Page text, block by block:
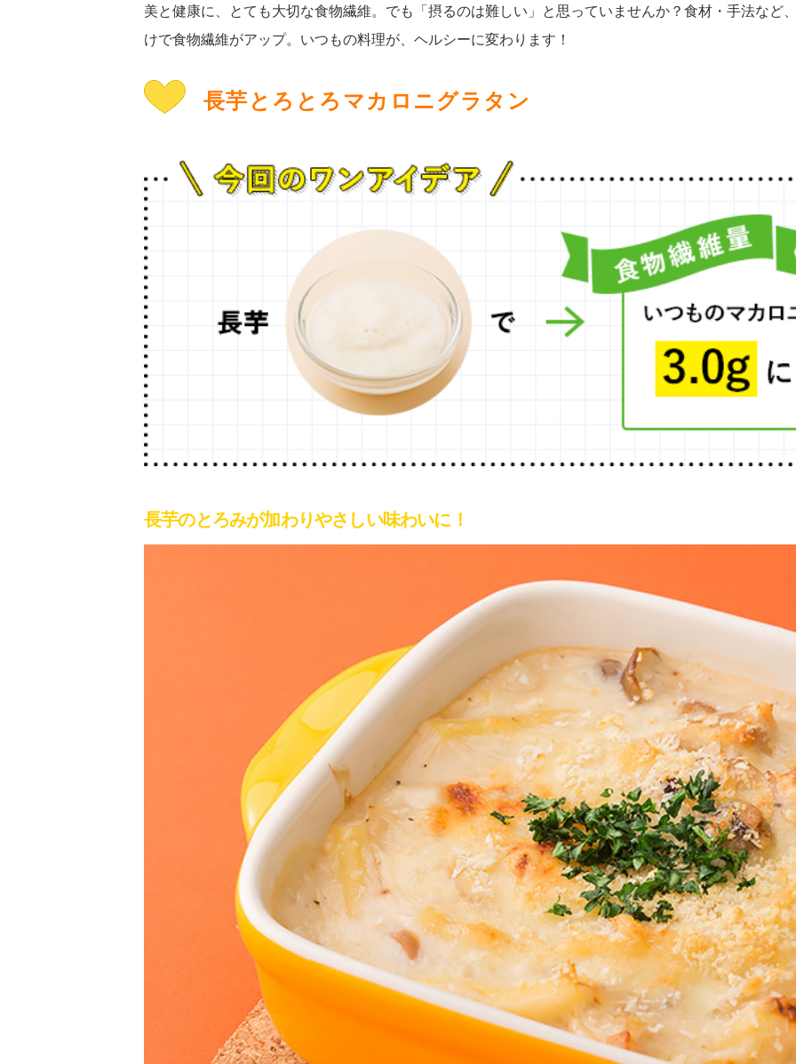
美と健康に、とても大切な食物繊維。でも「摂るのは難しい」と思っていませんか？食材・手法など
けで食物繊維がアップ。いつもの料理が、ヘルシーに変わります！
長芋とろとろマカロニグラタン
長芋のとろみが加わりやさしい味わいに！